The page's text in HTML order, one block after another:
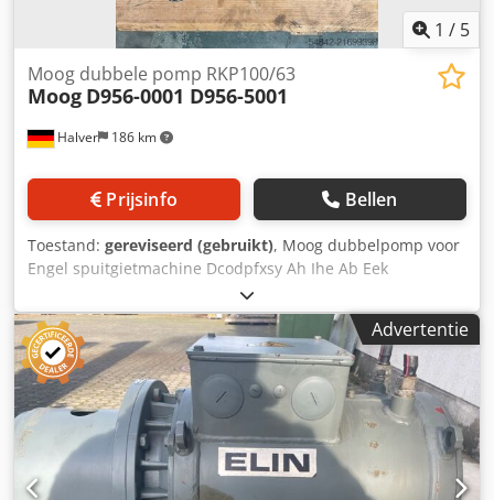
1 / 5
Halver 186 km
Moog dubbele pomp RKP100/63
Moog D956-0001 D956-5001
Prijsinfo Bellen
Toestand: gereviseerd (gebruikt), Moog dubbelpomp voor
Engel spuitgietmachine Dcodpfxsy Ah Ihe Ab Eek
Advertentie